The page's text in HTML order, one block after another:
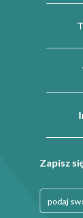
Zapisz